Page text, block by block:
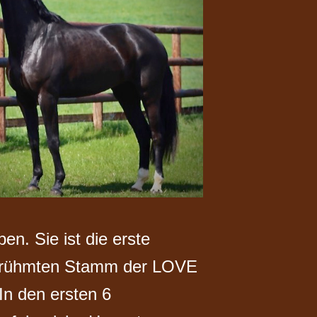
Sie ist die erste
Stamm der LOVE
den ersten 6